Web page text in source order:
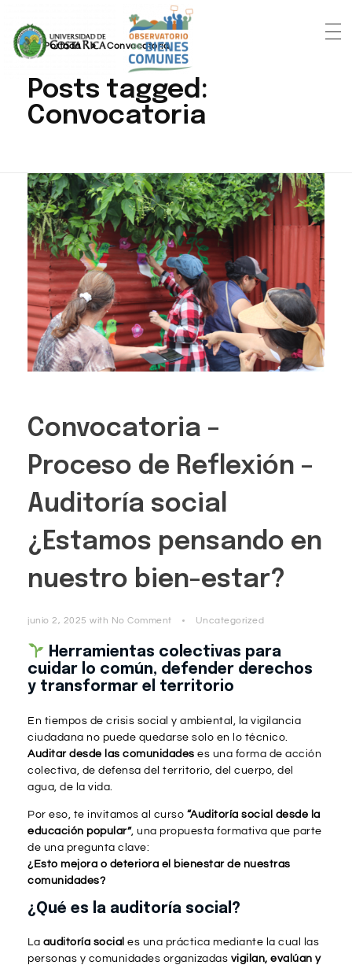
Portada » Convocatoria
Posts tagged:
Convocatoria
Convocatoria –
Proceso de Reflexión –
Auditoría social
¿Estamos pensando en
nuestro bien-estar?
junio 2, 2025 with No Comment Uncategorized
Herramientas colectivas para
cuidar lo común, defender derechos
y transformar el territorio
En tiempos de crisis social y ambiental, la vigilancia
ciudadana no puede quedarse solo en lo técnico.
Auditar desde las comunidades es una forma de acción
colectiva, de defensa del territorio, del cuerpo, del
agua, de la vida.
Por eso, te invitamos al curso “Auditoría social desde la
educación popular”, una propuesta formativa que parte
de una pregunta clave:
¿Esto mejora o deteriora el bienestar de nuestras
comunidades?
¿Qué es la auditoría social?
La auditoría social es una práctica mediante la cual las
personas y comunidades organizadas vigilan, evalúan y